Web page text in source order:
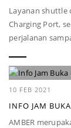
Layanan shuttle
Charging Port,
perjalanan
10 FEB 2021
INFO JAM
AMBER